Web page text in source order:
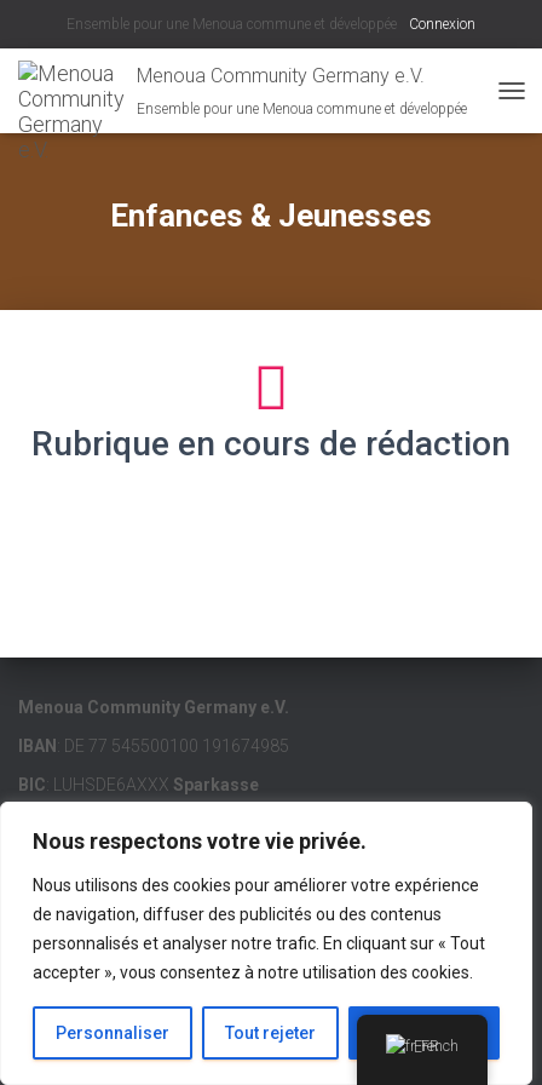
Nous respectons votre vie privée.
Nous utilisons des cookies pour améliorer votre expérience
de navigation, diffuser des publicités ou des contenus
personnalisés et analyser notre trafic. En cliquant sur « Tout
accepter », vous consentez à notre utilisation des cookies.
Personnaliser Tout rejeter Accepter tout
Ensemble pour une Menoua commune et développée Connexion
Menoua Community Germany e.V.
Ensemble pour une Menoua commune et développée
Enfances & Jeunesses
Rubrique en cours de rédaction
Menoua Community Germany e.V.
IBAN : DE 77 545500100 191674985
BIC: LUHSDE6AXXX Sparkasse
ACCUEIL MCG E.V. MENOUA LIENS IMPORTANTS
CONTACT IMPRESSUM
Hestia | Développé par ThemeIsle
French